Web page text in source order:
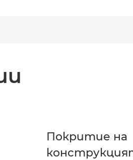
Покритие на